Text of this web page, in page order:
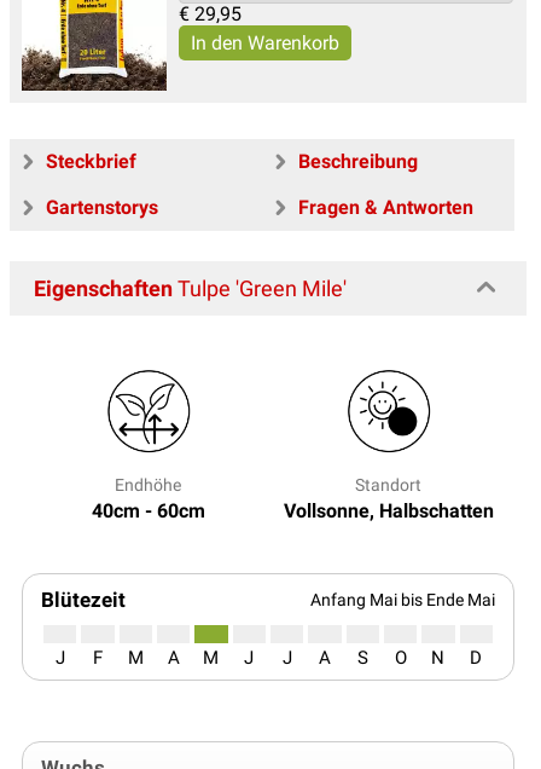
€ 29,95
Steckbrief
Beschreibung
Gartenstorys
Fragen & Antworten
EigenschaftenTulpe 'Green Mile'
Endhöhe
40cm - 60cm
Standort
Vollsonne, Halbschatten
Blütezeit Anfang Mai bis Ende Mai
J F M A M J J A S O N D